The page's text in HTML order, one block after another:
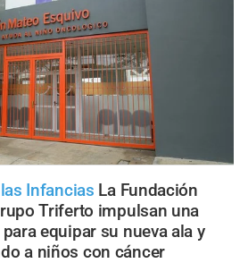
Infancias La Fundación
Triferto impulsan una
equipar su nueva ala y
a niños con cáncer